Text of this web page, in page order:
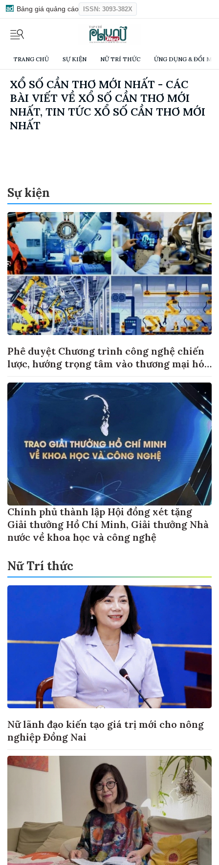
Bảng giá quảng cáo ISSN: 3093-382X
TRANG CHỦ SỰ KIỆN NỮ TRÍ THỨC ỨNG DỤNG & ĐỔI
XỔ SỐ CẦN THƠ MỚI NHẤT - CÁC
BÀI VIẾT VỀ XỔ SỐ CẦN THƠ MỚI
NHẤT, TIN TỨC XỔ SỐ CẦN THƠ MỚI
NHẤT
Sự kiện
Phê duyệt Chương trình công nghệ chiến
lược, hướng trọng tâm vào thương mại hóa
Chính phủ thành lập Hội đồng xét tặng
Giải thưởng Hồ Chí Minh, Giải thưởng Nhà
nước về khoa học và công nghệ
Nữ Trí thức
Nữ lãnh đạo kiến tạo giá trị mới cho nông
nghiệp Đồng Nai